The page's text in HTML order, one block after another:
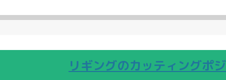
リギングのカッティングポ